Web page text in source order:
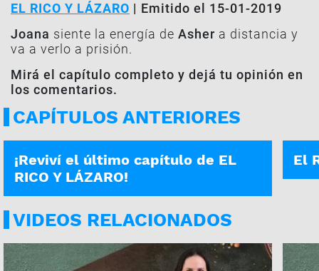
EL RICO Y LÁZARO | Emitido el 15-01-2019
Joana siente la energía de Asher a distancia y
va a verlo a prisión.
Mirá el capítulo completo y dejá tu opinión en
los comentarios.
CAPÍTULOS ANTERIORES
26-02-2019
¡Reviví el último capítulo de EL
RICO Y LÁZARO!
El
VIDEOS RELACIONADOS